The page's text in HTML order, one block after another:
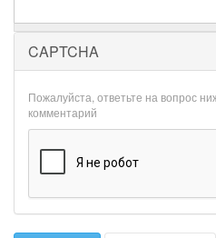
CAPTCHA
Пожалуйста, ответьте на вопрос
комментарий